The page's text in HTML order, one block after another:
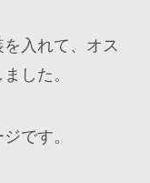
入れて、オス
した。
です。